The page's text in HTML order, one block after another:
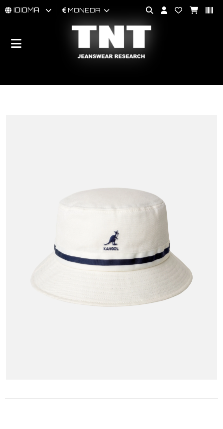
HOMBRES
BRAND
IDIOMA MONEDA